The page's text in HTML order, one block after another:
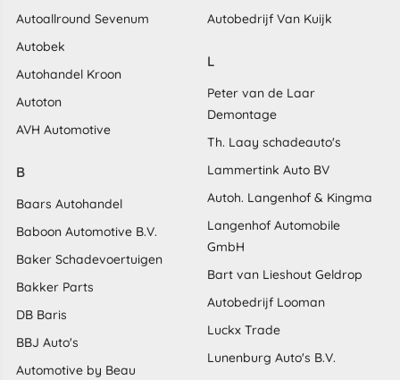
Autoallround Sevenum
Autobek
Autohandel Kroon
Autoton
AVH Automotive
B
Baars Autohandel
Baboon Automotive B.V.
Baker Schadevoertuigen
Bakker Parts
DB Baris
BBJ Auto's
Automotive by Beau
Autobedrijf Van Kuijk
L
Peter van de Laar
Demontage
Th. Laay schadeauto's
Lammertink Auto BV
Autoh. Langenhof & Kingma
Langenhof Automobile
GmbH
Bart van Lieshout Geldrop
Autobedrijf Looman
Luckx Trade
Lunenburg Auto's B.V.